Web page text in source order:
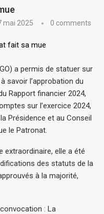
mai 2025 0 comments
a permis de statuer sur
savoir l’approbation du
Rapport financier 2024,
sur l’exercice 2024,
Présidence et au Conseil
le Patronat.
extraordinaire, elle a été
des statuts de la
à la majorité,
: La